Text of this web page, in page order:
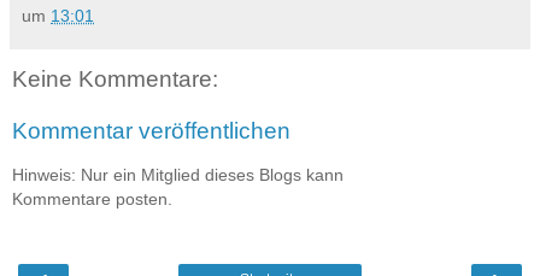
um 13:01
Keine Kommentare:
Kommentar veröffentlichen
Hinweis: Nur ein Mitglied dieses Blogs kann
Kommentare posten.